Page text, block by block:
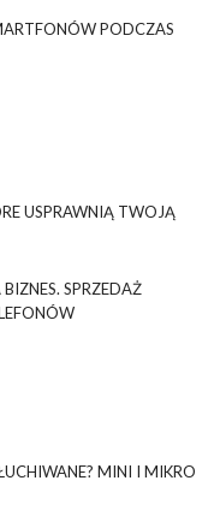
PODCZAS
USPRAWNIĄ TWOJĄ
SPRZEDAŻ
MINI I MIKRO